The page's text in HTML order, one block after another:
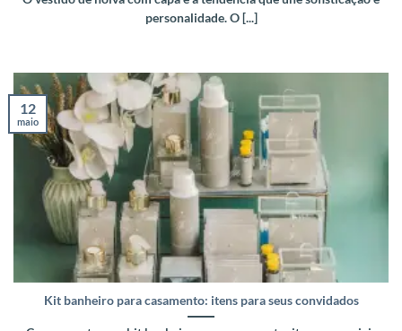
personalidade. O [...]
Kit banheiro para casamento: itens para seus convidados
12
maio